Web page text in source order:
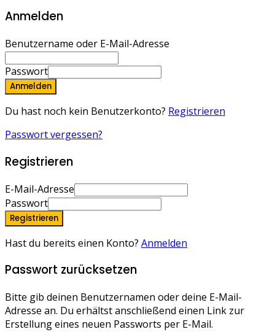
Anmelden
Benutzername oder E-Mail-Adresse
Passwort
Anmelden
Du hast noch kein Benutzerkonto? Registrieren
Passwort vergessen?
Registrieren
E-Mail-Adresse
Passwort
Registrieren
Hast du bereits einen Konto? Anmelden
Passwort zurücksetzen
Bitte gib deinen Benutzernamen oder deine E-Mail-
Adresse an. Du erhältst anschließend einen Link zur
Erstellung eines neuen Passworts per E-Mail.